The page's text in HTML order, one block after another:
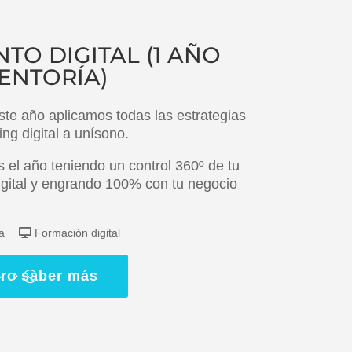
DIGITAL (1 AÑO
año aplicamos todas las estrategias
digital a unísono.
el año teniendo un control 360º de tu
y engrando 100% con tu negocio
Formación digital
saber más